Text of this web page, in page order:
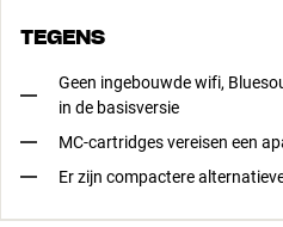
TEGENS
Geen ingebouwde wifi,
in de basisversie
MC-cartridges vereisen een
Er zijn compactere